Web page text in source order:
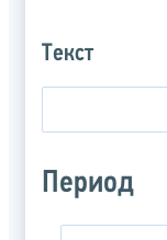
Текст
Период